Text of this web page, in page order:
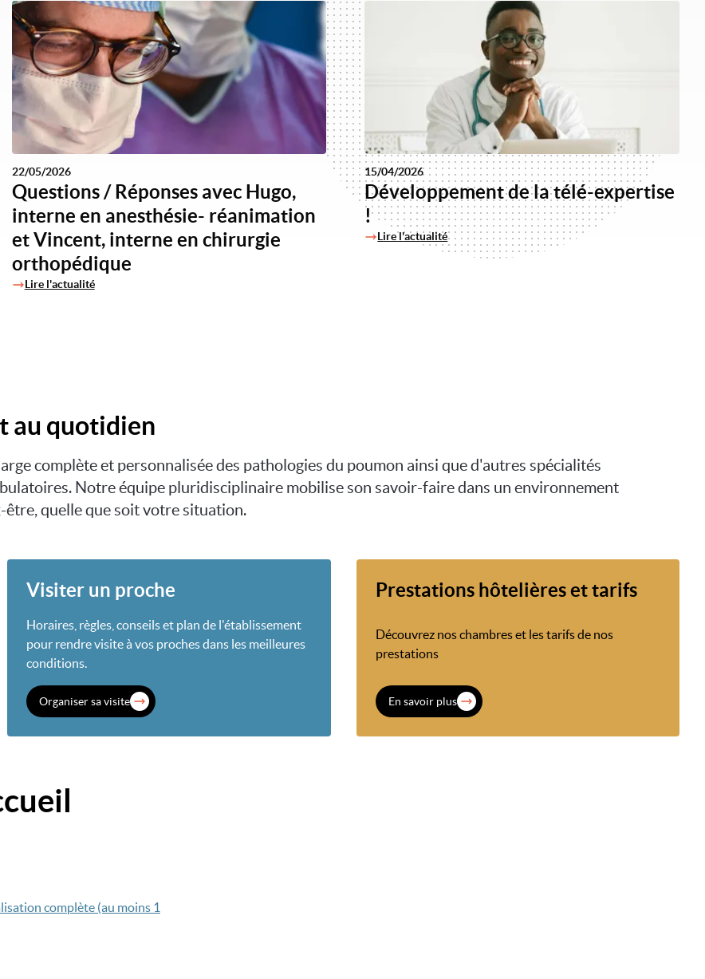
22/05/2026
Questions / Réponses avec Hugo,
interne en anesthésie- réanimation
et Vincent, interne en chirurgie
orthopédique
Lire l'actualité
15/04/2026
Développement de la télé-expertise
!
Lire l'actualité
au quotidien
complète et personnalisée des pathologies du poumon ainsi que d'autres spécialités
Notre équipe pluridisciplinaire mobilise son savoir-faire dans un environnement
être, quelle que soit votre situation.
Visiter un proche
Horaires, règles, conseils et plan de l'établissement
pour rendre visite à vos proches dans les meilleures
conditions.
Organiser sa visite
Prestations hôtelières et tarifs
Découvrez nos chambres et les tarifs de nos
prestations
En savoir plus
complète (au moins 1